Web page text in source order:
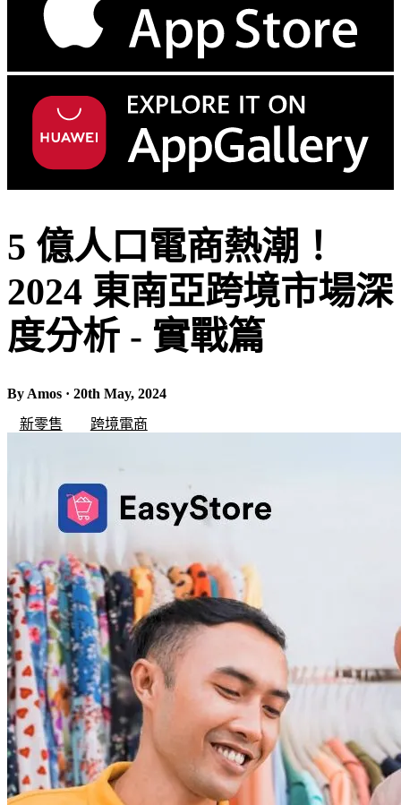
5 億人口電商熱潮！
2024 東南亞跨境市場深
度分析 - 實戰篇
By Amos · 20th May, 2024
新零售
跨境電商